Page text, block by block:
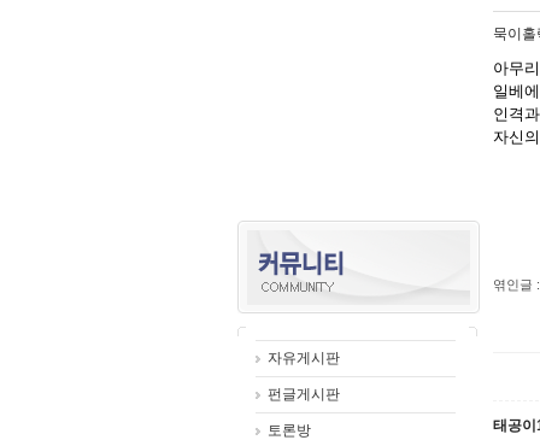
자유게시판
펀글게시판
토론방
묵이홀
아무
일베
인격
자신
엮인글 :
태공이